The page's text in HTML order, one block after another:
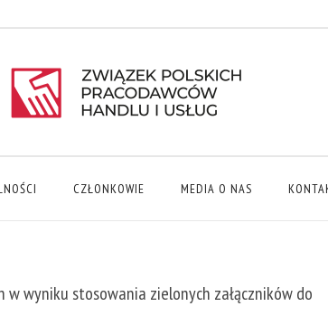
CZŁONKOWIE MEDIA O NAS
w wyniku stosowania zielonych załączników do